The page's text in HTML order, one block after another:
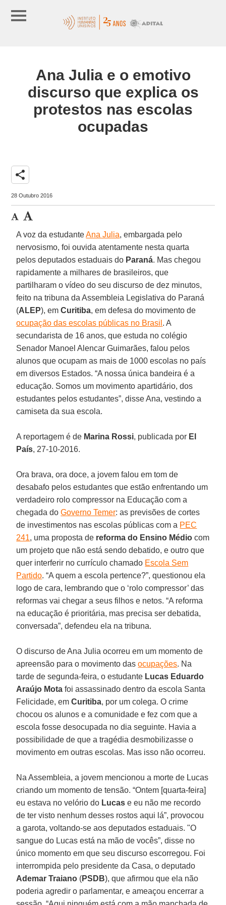
Ana Julia e o emotivo
discurso que explica os
protestos nas escolas
ocupadas
share
28 Outubro 2016
A voz da estudanteAna Julia, embargada pelo
nervosismo, foi ouvida atentamente nesta quarta
pelos deputados estaduais do Paraná. Mas chegou
rapidamente a milhares de brasileiros, que
partilharam o vídeo do seu discurso de dez minutos,
feito na tribuna da Assembleia Legislativa do Paraná
(ALEP), emCuritiba, em defesa do movimento de
ocupação das escolas públicas no Brasil . A
secundarista de 16 anos, que estuda no colégio
Senador Manoel Alencar Guimarães, falou pelos
alunos que ocupam as mais de 1000 escolas no país
em diversos Estados. “A nossa única bandeira é a
educação. Somos um movimento apartidário, dos
estudantes pelos estudantes”, disse Ana, vestindo a
camiseta da sua escola.
A reportagem é de Marina Rossi, publicada por El
País, 27-10-2016.
Ora brava, ora doce, a jovem falou em tom de
desabafo pelos estudantes que estão enfrentando um
verdadeiro rolo compressor na Educação com a
chegada doGoverno Temer: as previsões de cortes
de investimentos nas escolas públicas com a PEC
241, uma proposta de reforma do Ensino Médio com
um projeto que não está sendo debatido, e outro que
quer interferir no currículo chamado Escola Sem
Partido. “A quem a escola pertence?”, questionou ela
logo de cara, lembrando que o ‘rolo compressor’ das
reformas vai chegar a seus filhos e netos. “A reforma
na educação é prioritária, mas precisa ser debatida,
conversada”, defendeu ela na tribuna.
O discurso de Ana Julia ocorreu em um momento de
apreensão para o movimento dasocupações. Na
tarde de segunda-feira, o estudante Lucas Eduardo
Araújo Mota foi assassinado dentro da escola Santa
Felicidade, emCuritiba, por um colega. O crime
chocou os alunos e a comunidade e fez com que a
escola fosse desocupada no dia seguinte. Havia a
possibilidade de que a tragédia desmobilizasse o
movimento em outras escolas. Mas isso não ocorreu.
Na Assembleia, a jovem mencionou a morte de Lucas
criando um momento de tensão. “Ontem [quarta-feira]
eu estava no velório do Lucas e eu não me recordo
de ter visto nenhum desses rostos aqui lá”, provocou
a garota, voltando-se aos deputados estaduais. "O
sangue do Lucas está na mão de vocês”, disse no
único momento em que seu discurso escorregou. Foi
interrompida pelo presidente da Casa, o deputado
Ademar Traiano (PSDB), que afirmou que ela não
poderia agredir o parlamentar, e ameaçou encerrar a